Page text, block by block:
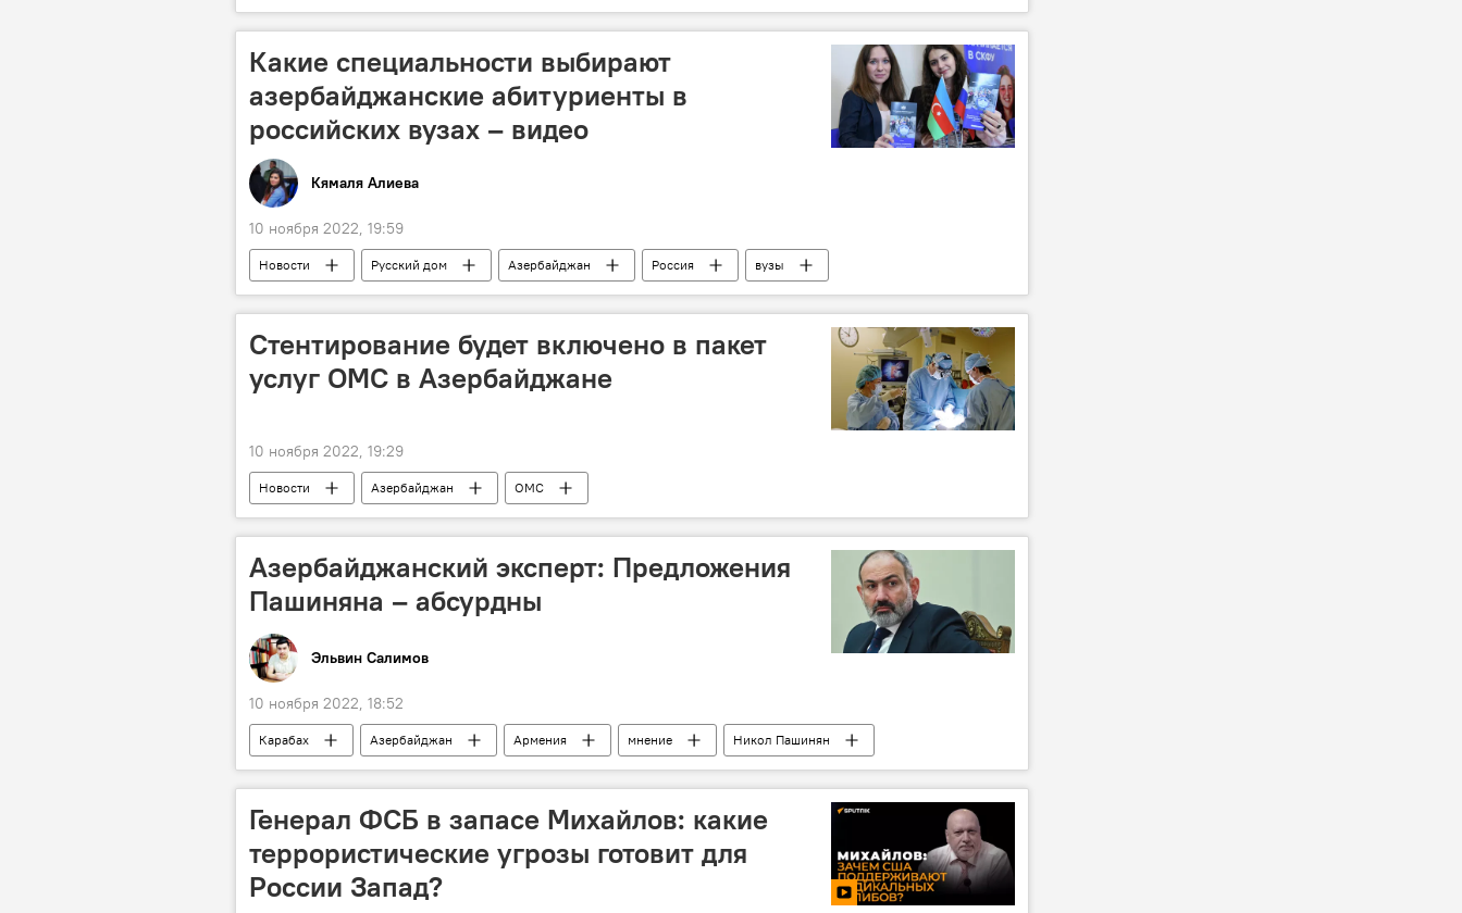
греко-римская борьба
Какие специальности выбирают
азербайджанские абитуриенты в
российских вузах – видео
Кямаля Алиева
10 ноября 2022, 19:59
Новости Русский дом Азербайджан Россия
вузы
Абитуриенты
Стентирование будет включено в пакет
услуг ОМС в Азербайджане
10 ноября 2022, 19:29
Новости Азербайджан
ОМС
Государственное агентство обязательного медицинского страхования (ГАОМС)
Кардиология
Азербайджанский эксперт: Предложения
Пашиняна – абсурдны
Эльвин Салимов
10 ноября 2022, 18:52
Карабах Азербайджан Армения мнение
Никол Пашинян
Ильхам Алиев
граница
Генерал ФСБ в запасе Михайлов: какие
террористические угрозы готовит для
России Запад?